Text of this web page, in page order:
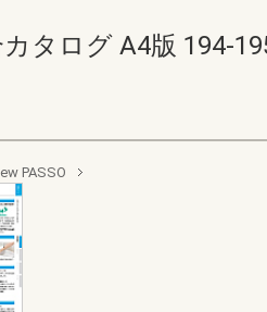
タログ A4版 194-
PASSO